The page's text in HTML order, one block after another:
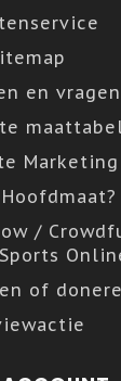
en vragen
Marketing
/
of